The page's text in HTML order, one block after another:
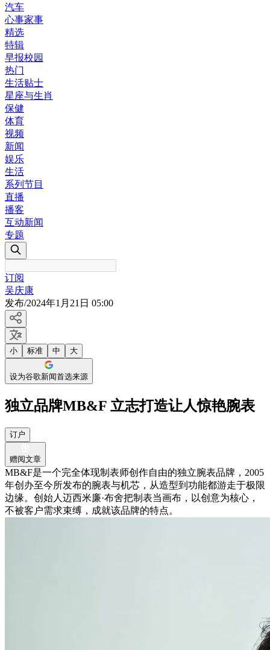
汽车
心事家事
精选
特辑
早报校园
热门
生活贴士
星座与生肖
保健
体育
视频
新闻
娱乐
生活
系列节目
直播
播客
互动新闻
专题
订阅
吴庆康
发布/2024年1月21日 05:00
小 标准 中 大
设为谷歌新闻首选来源
独立品牌MB&F 立志打造让人惊艳腕表
订户
赠阅文章
MB&F是一个完全体现制表师创作自由的独立腕表品牌，2005
年创办至今所发布的腕表与机芯，从造型到功能都游走于极限
边缘。创始人迈西米廉·布舍把制表当画布，以创意为核心，
不被客户需求束缚，成就该品牌的特点。